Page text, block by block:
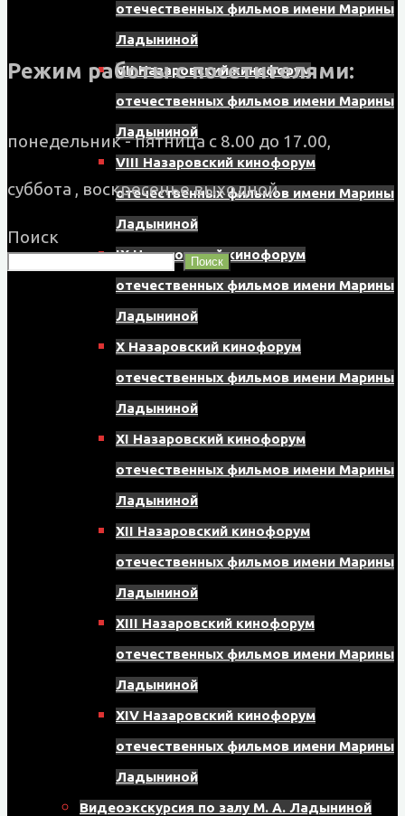
отечественных фильмов имени Марины
Ладыниной
VII Назаровский кинофорум
отечественных фильмов имени Марины
Ладыниной
VIII Назаровский кинофорум
отечественных фильмов имени Марины
Ладыниной
IX Назаровский кинофорум
отечественных фильмов имени Марины
Ладыниной
X Назаровский кинофорум
отечественных фильмов имени Марины
Ладыниной
XI Назаровский кинофорум
отечественных фильмов имени Марины
Ладыниной
XII Назаровский кинофорум
отечественных фильмов имени Марины
Ладыниной
XIII Назаровский кинофорум
отечественных фильмов имени Марины
Ладыниной
XIV Назаровский кинофорум
отечественных фильмов имени Марины
Ладыниной
Видеоэкскурсия по залу М. А. Ладыниной
Режим работы с посетителями:
понедельник - пятница с 8.00 до 17.00,
суббота , воскресенье выходной
Поиск
Поиск